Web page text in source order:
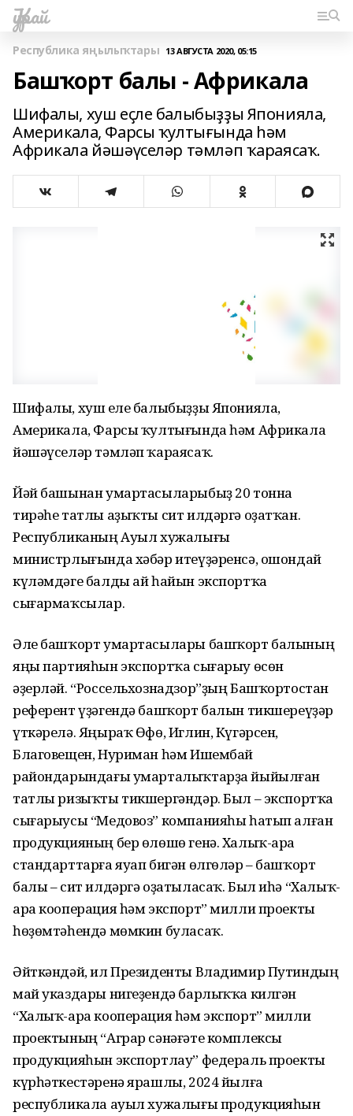
Ҡурай
Республика яңылыҡтары 13 АВГУСТА 2020, 05:15
Башҡорт балы - Африкала
Шифалы, хуш еҫле балыбыҙҙы Японияла,
Америкала, Фарсы ҡултығында һәм
Африкала йәшәүселәр тәмләп ҡараясаҡ.
Шифалы, хуш еҫле балыбыҙҙы Японияла,
Америкала, Фарсы ҡултығында һәм Африкала
йәшәүселәр тәмләп ҡараясаҡ.
Йәй башынан умартасыларыбыҙ 20 тонна
тирәһе татлы аҙыҡты сит илдәргә оҙатҡан.
Республиканың Ауыл хужалығы
министрлығында хәбәр итеүҙәренсә, ошондай
күләмдәге балды ай һайын экспортҡа
сығармаҡсылар.
Әле башҡорт умартасылары башҡорт балының
яңы партияһын экспортҡа сығарыу өсөн
әҙерләй. “Россельхознадзор”ҙың Башҡортостан
референт үҙәгендә башҡорт балын тикшереүҙәр
үткәрелә. Яңыраҡ Өфө, Иглин, Күгәрсен,
Благовещен, Нуриман һәм Ишембай
райондарындағы умарталыҡтарҙа йыйылған
татлы ризыҡты тикшергәндәр. Был – экспортҡа
сығарыусы “Медовоз” компанияһы һатып алған
продукцияның бер өлөшө генә. Халыҡ-ара
стандарттарға яуап бигән өлгөләр – башҡорт
балы – сит илдәргә оҙатыласаҡ. Был иһә “Халыҡ-
ара кооперация һәм экспорт” милли проекты
һөҙөмтәһендә мөмкин буласаҡ.
Әйткәндәй, ил Президенты Владимир Путиндың
май указдары нигеҙендә барлыҡҡа килгән
“Халыҡ-ара кооперация һәм экспорт” милли
проектының “Аграр сәнәғәте комплексы
продукцияһын экспортлау” федераль проекты
күрһәткестәренә ярашлы, 2024 йылға
республикала ауыл хужалығы продукцияһын